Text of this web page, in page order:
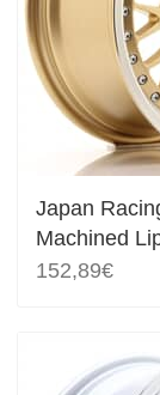
Japan
Machined
152,89€